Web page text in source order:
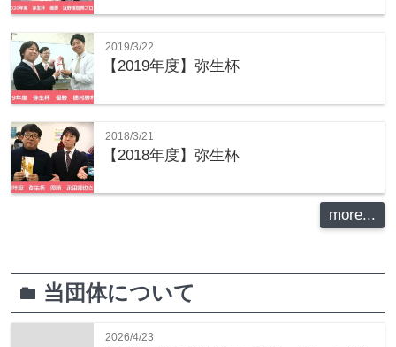
2019/3/22
【2019年度】弥生杯
2018/3/21
【2018年度】弥生杯
more...
folder 当団体について
2026/4/23